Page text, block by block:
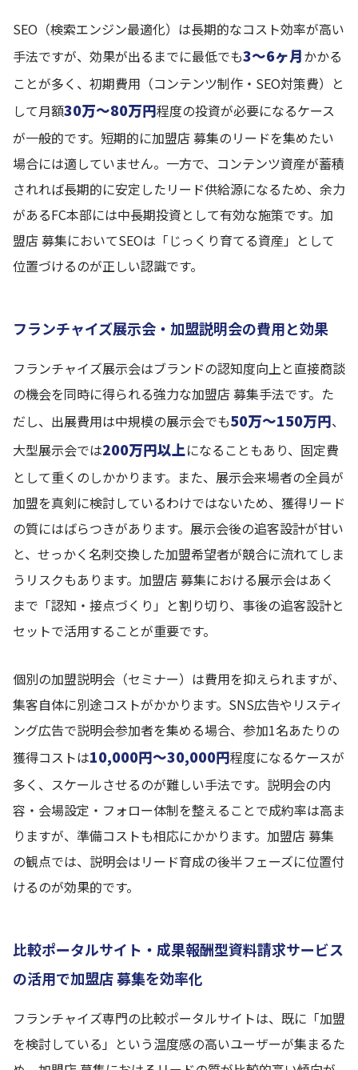
SEO（検索エンジン最適化）は長期的なコスト効率が高い
手法ですが、効果が出るまでに最低でも3〜6ヶ月かかる
ことが多く、初期費用（コンテンツ制作・SEO対策費）と
して月額30万〜80万円程度の投資が必要になるケース
が一般的です。短期的に加盟店 募集のリードを集めたい
場合には適していません。一方で、コンテンツ資産が蓄積
されれば長期的に安定したリード供給源になるため、余力
があるFC本部には中長期投資として有効な施策です。加
盟店 募集においてSEOは「じっくり育てる資産」として
位置づけるのが正しい認識です。
フランチャイズ展示会・加盟説明会の費用と効果
フランチャイズ展示会はブランドの認知度向上と直接商談
の機会を同時に得られる強力な加盟店 募集手法です。た
だし、出展費用は中規模の展示会でも50万〜150万円、
大型展示会では200万円以上になることもあり、固定費
として重くのしかかります。また、展示会来場者の全員が
加盟を真剣に検討しているわけではないため、獲得リード
の質にはばらつきがあります。展示会後の追客設計が甘い
と、せっかく名刺交換した加盟希望者が競合に流れてしま
うリスクもあります。加盟店 募集における展示会はあく
まで「認知・接点づくり」と割り切り、事後の追客設計と
セットで活用することが重要です。
個別の加盟説明会（セミナー）は費用を抑えられますが、
集客自体に別途コストがかかります。SNS広告やリスティ
ング広告で説明会参加者を集める場合、参加1名あたりの
獲得コストは10,000円〜30,000円程度になるケースが
多く、スケールさせるのが難しい手法です。説明会の内
容・会場設定・フォロー体制を整えることで成約率は高ま
りますが、準備コストも相応にかかります。加盟店 募集
の観点では、説明会はリード育成の後半フェーズに位置付
けるのが効果的です。
比較ポータルサイト・成果報酬型資料請求サービス
の活用で加盟店 募集を効率化
フランチャイズ専門の比較ポータルサイトは、既に「加盟
を検討している」という温度感の高いユーザーが集まるた